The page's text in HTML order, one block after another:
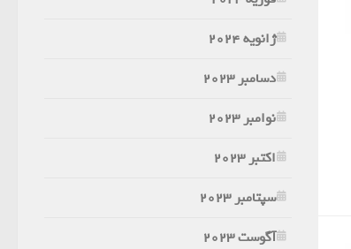
ژانویه 2024
دسامبر 2023
نوامبر 2023
اکتبر 2023
سپتامبر 2023
آگوست 2023